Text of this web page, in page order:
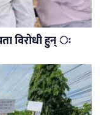
विरोधी हुन् ः